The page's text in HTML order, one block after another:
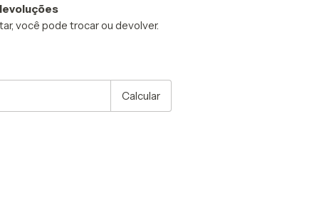
você pode trocar ou devolver.
Calcular